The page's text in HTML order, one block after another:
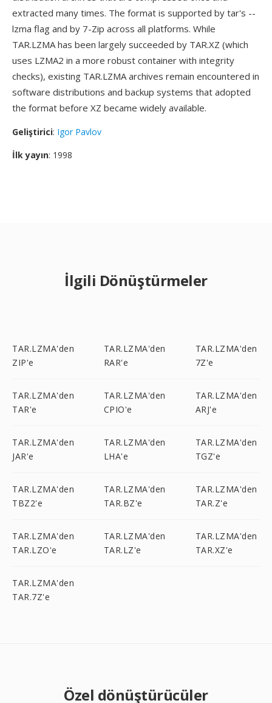
extracted many times. The format is supported by tar's --
lzma flag and by 7-Zip across all platforms. While
TAR.LZMA has been largely succeeded by TAR.XZ (which
uses LZMA2 in a more robust container with integrity
checks), existing TAR.LZMA archives remain encountered in
software distributions and backup systems that adopted
the format before XZ became widely available.
Geliştirici: Igor Pavlov
İlk yayın: 1998
İlgili Dönüştürmeler
TAR.LZMA'den
ZIP'e
TAR.LZMA'den
RAR'e
TAR.LZMA'den
7Z'e
TAR.LZMA'den
TAR'e
TAR.LZMA'den
CPIO'e
TAR.LZMA'den
ARJ'e
TAR.LZMA'den
JAR'e
TAR.LZMA'den
LHA'e
TAR.LZMA'den
TGZ'e
TAR.LZMA'den
TBZ2'e
TAR.LZMA'den
TAR.BZ'e
TAR.LZMA'den
TAR.Z'e
TAR.LZMA'den
TAR.LZO'e
TAR.LZMA'den
TAR.LZ'e
TAR.LZMA'den
TAR.XZ'e
TAR.LZMA'den
TAR.7Z'e
Özel dönüştürücüler